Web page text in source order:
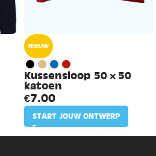
NIEUW
Kussensloop 50×50
katoen
€7.00
START JOUW ONTWERP